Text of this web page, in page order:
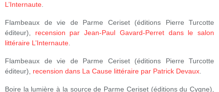
L’Internaute
Flambeaux de vie de Parme Ceriset (éditions Pierre Turcotte
éditeur), recension par Jean-Paul Gavard-Perret dans le salon
littéraire L’Internaute
Flambeaux de vie de Parme Ceriset (éditions Pierre Turcotte
éditeur), recension dans La Cause littéraire par Patrick Devaux
Boire la lumière à la source de Parme Ceriset (éditions du Cygne),